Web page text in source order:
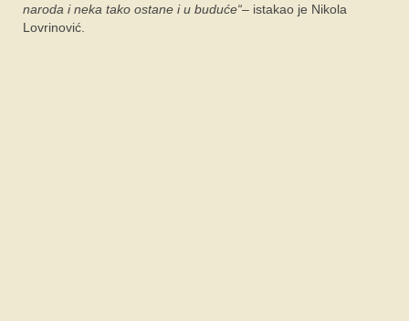
naroda i neka tako ostane i u buduće“– istakao je Nikola
Lovrinović.